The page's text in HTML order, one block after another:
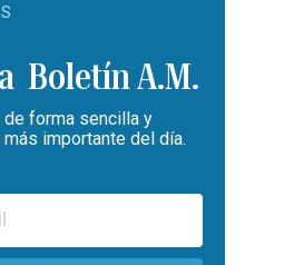
Boletín A.M.
forma sencilla y
importante del día.